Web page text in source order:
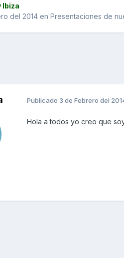
Ibiza
del 2014 en Presentaciones de
Publicado 3 de Febrero del
Hola a todos yo creo que